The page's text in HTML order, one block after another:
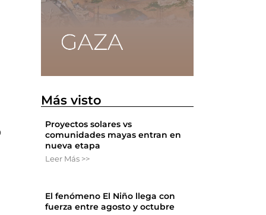
Más visto
Proyectos solares vs
comunidades mayas entran en
nueva etapa
Leer Más >>
El fenómeno El Niño llega con
fuerza entre agosto y octubre